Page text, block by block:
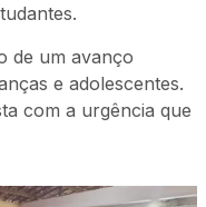
de um avanço
e adolescentes.
com a urgência que